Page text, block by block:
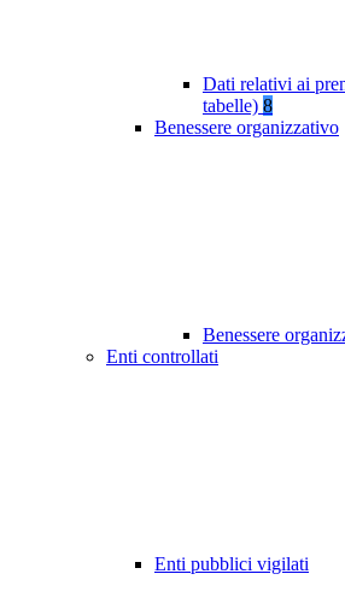
Dati relativi ai
tabelle) 8
Benessere organizzativo
Benessere
Enti controllati
Enti pubblici vigilati